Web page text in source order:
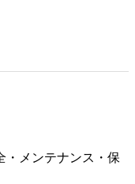
メンテナンス・保